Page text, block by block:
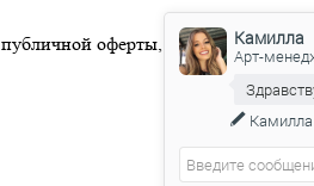
оферты, размещенной на
Камилла
Арт-
Камилла